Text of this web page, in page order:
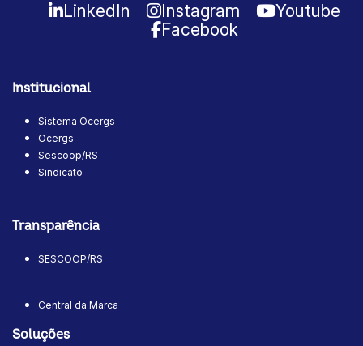
LinkedIn Instagram
Youtube
Facebook
Institucional
Sistema Ocergs
Ocergs
Sescoop/RS
Sindicato
Transparência
SESCOOP/RS
Central da Marca
Soluções